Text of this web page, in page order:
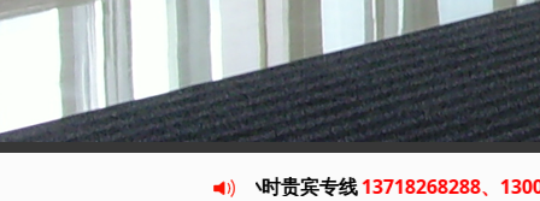
24小时贵宾专线13718268288、13001098288